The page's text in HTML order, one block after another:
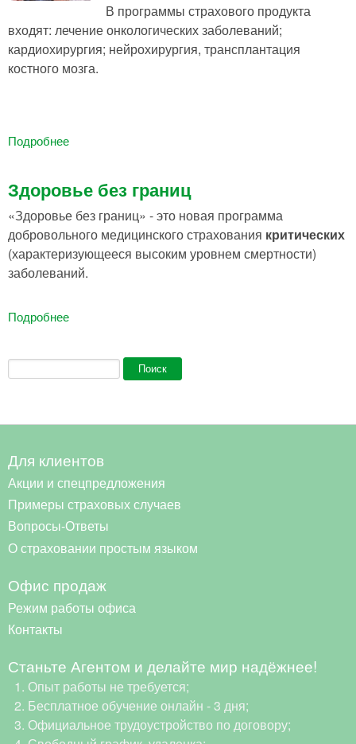
В программы страхового продукта
входят: лечение онкологических заболеваний;
кардиохирургия; нейрохирургия, трансплантация
костного мозга.
Подробнее
Здоровье без границ
«Здоровье без границ» - это новая программа
добровольного медицинского страхования критических
(характеризующееся высоким уровнем смертности)
заболеваний.
Подробнее
Форма поиска
Поиск
Для клиентов
Акции и спецпредложения
Примеры страховых случаев
Вопросы-Ответы
О страховании простым языком
Офис продаж
Режим работы офиса
Контакты
Станьте Агентом и делайте мир надёжнее!
Опыт работы не требуется;
Бесплатное обучение онлайн - 3 дня;
Официальное трудоустройство по договору;